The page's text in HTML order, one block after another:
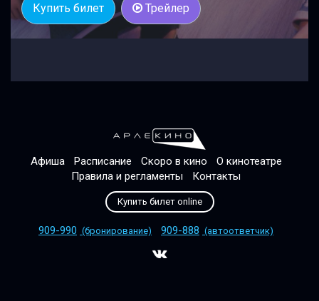
Купить билет Трейлер
Афиша Расписание Скоро в кино
О кинотеатре
Правила и регламенты
Контакты
Купить билет online
909-990 (бронирование) 909-888 (автоответчик)